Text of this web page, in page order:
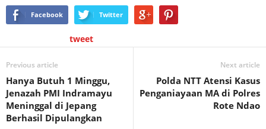
Facebook Twitter
tweet
Previous article
Hanya Butuh 1 Minggu,
Jenazah PMI Indramayu
Meninggal di Jepang
Berhasil Dipulangkan
Next article
Polda NTT Atensi Kasus
Penganiayaan MA di Polres
Rote Ndao